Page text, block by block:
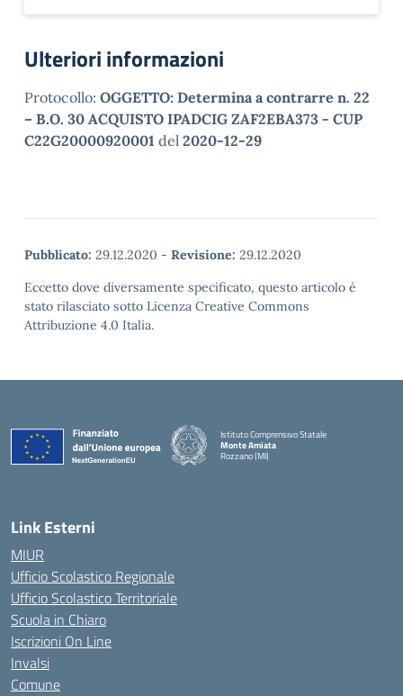
Ulteriori informazioni
Protocollo: OGGETTO: Determina a contrarre n. 22
– B.O. 30 ACQUISTO IPADCIG ZAF2EBA373 - CUP
C22G20000920001 del 2020-12-29
Pubblicato: 29.12.2020 - Revisione: 29.12.2020
Eccetto dove diversamente specificato, questo articolo è
stato rilasciato sotto Licenza Creative Commons
Attribuzione 4.0 Italia.
Istituto Comprensivo Statale
Monte Amiata
Rozzano (MI)
Link Esterni
MIUR
Ufficio Scolastico Regionale
Ufficio Scolastico Territoriale
Scuola in Chiaro
Iscrizioni On Line
Invalsi
Comune